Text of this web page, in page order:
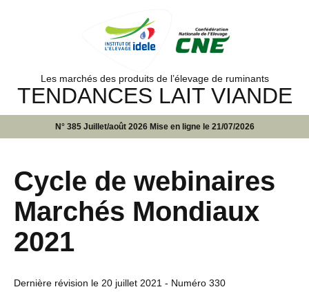
Les marchés des produits de l’élevage de ruminants
TENDANCES LAIT VIANDE
N° 385 Juillet/août 2026 Mise en ligne le 21/07/2026
Cycle de webinaires
Marchés Mondiaux
2021
Dernière révision le 20 juillet 2021 - Numéro 330